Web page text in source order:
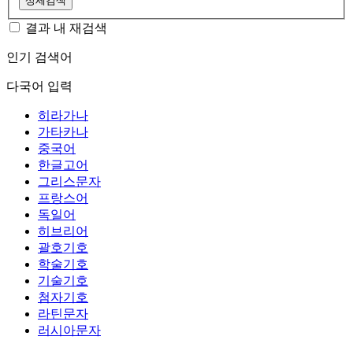
결과 내 재검색
인기 검색어
다국어 입력
히라가나
가타카나
중국어
한글고어
그리스문자
프랑스어
독일어
히브리어
괄호기호
학술기호
기술기호
첨자기호
라틴문자
러시아문자